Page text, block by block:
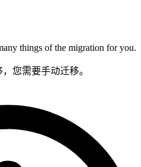
things of the migration for you.
您需要手动迁移。